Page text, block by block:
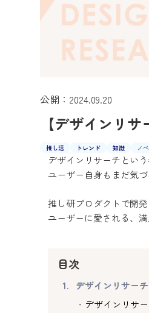
公開：2024.09.20
【デザインリ
推し活 トレンド 知識 ノ
デザインリサーチとい
ユーザー自身もまだ気
推し研プロダクトで開
ユーザーに愛される、
目次
デザインリサー
デザインリサ